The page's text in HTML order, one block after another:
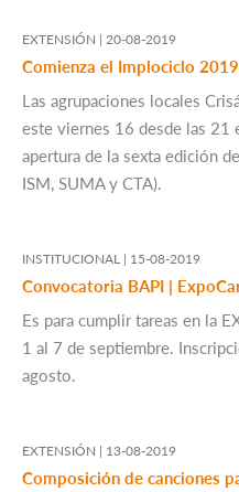
EXTENSIÓN | 20-08-2019
Comienza el Implociclo
Las agrupaciones locales
este viernes 16 desde las 21
apertura de la sexta edición
ISM, SUMA y CTA).
INSTITUCIONAL | 15-08-2019
Convocatoria BAPI |
Es para cumplir tareas en la
1 al 7 de septiembre.
agosto.
EXTENSIÓN | 13-08-2019
Composición de canciones